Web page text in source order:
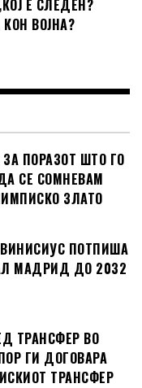
Е СЛЕДЕН?
ВОЈНА?
ПОРАЗОТ ШТО ГО
СЕ СОМНЕВАМ
ЗЛАТО
ПОТПИША
МАДРИД ДО 2032
ТРАНСФЕР ВО
ГИ ДОГОВАРА
ТРАНСФЕР